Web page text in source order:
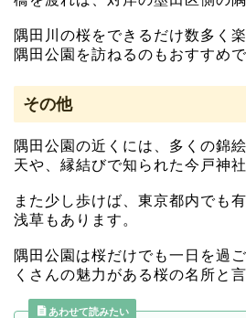
隅田川の桜をできるだけ数多く
隅田公園を訪ねるのもおすすめで
その他
隅田公園の近くには、多くの錦
天や、縁結びで知られた今戸神
また少し歩けば、東京都内でも
浅草もあります。
隅田公園は桜だけでも一日を過
くさんの魅力がある桜の名所と
あわせて読みたい